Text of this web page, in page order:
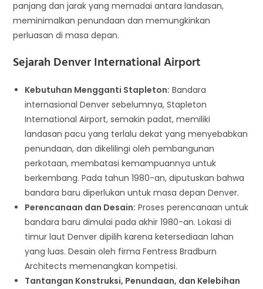
panjang dan jarak yang memadai antara landasan,
meminimalkan penundaan dan memungkinkan
perluasan di masa depan.
Sejarah Denver International Airport
Kebutuhan Mengganti Stapleton: Bandara
internasional Denver sebelumnya, Stapleton
International Airport, semakin padat, memiliki
landasan pacu yang terlalu dekat yang menyebabkan
penundaan, dan dikelilingi oleh pembangunan
perkotaan, membatasi kemampuannya untuk
berkembang. Pada tahun 1980-an, diputuskan bahwa
bandara baru diperlukan untuk masa depan Denver.
Perencanaan dan Desain: Proses perencanaan untuk
bandara baru dimulai pada akhir 1980-an. Lokasi di
timur laut Denver dipilih karena ketersediaan lahan
yang luas. Desain oleh firma Fentress Bradburn
Architects memenangkan kompetisi.
Tantangan Konstruksi, Penundaan, dan Kelebihan